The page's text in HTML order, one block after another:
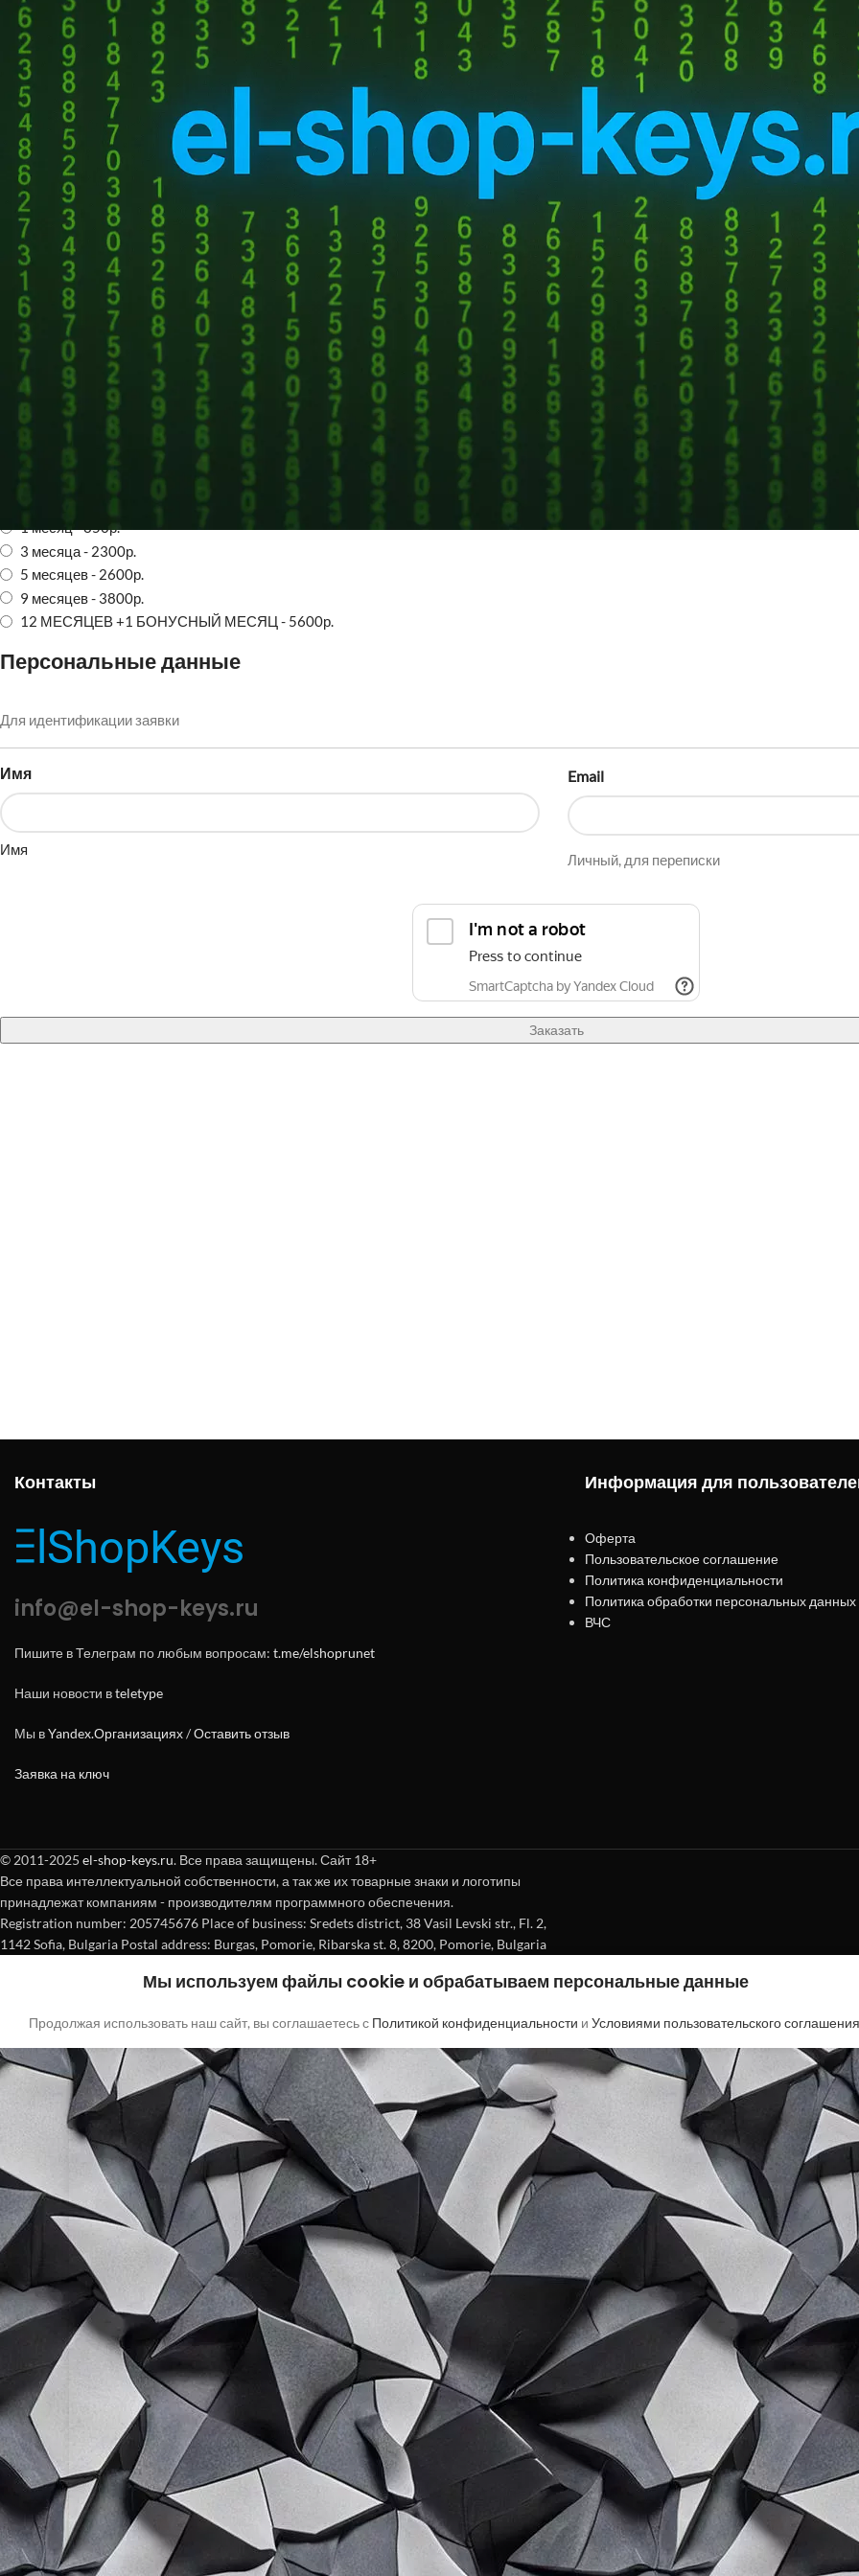
? Среднее время активации подписки от 15 до 150 минут; максимально до 24 часов. Время активации зависит от очереди. Если
активируем вам подписку утром!
XBOX GAME PASS ULTIMATE
Данные Вашего аккаунта XBOX (Microsoft)
Именно логин и пароль от того аккаунта, на который мы активируем подписку
Логин (он же email)
от аккаунта XBOX ( Microsoft
Пароль
Выберите срок подписки
Любой аккаунт без активной подписки
Срок подписки и цена
1 месяц - 850р.
3 месяца - 2300р.
5 месяцев - 2600р.
9 месяцев - 3800р.
12 МЕСЯЦЕВ +1 БОНУСНЫЙ МЕСЯЦ - 5600р.
Персональные данные
Для идентификации заявки
Имя
Имя
Email
Личный, для переписки
Контакты
info@el-shop-keys.ru
Пишите в Телеграм по любым вопросам: t.me/elshoprunet
Наши новости вteletype
Мы вYandex.Организациях/Оставить отзыв
Заявка на ключ
Информация для
Оферта
Пользовательское соглашение
Политика конфиденциальности
Политика обработки персональных данных
ВЧС
© 2011-2025 el-shop-keys.ru. Все права защищены. Сайт 18+
Все права интеллектуальной собственности, а так же их товарные знаки и логотипы
принадлежат компаниям - производителям программного обеспечения.
Registration number: 205745676 Place of business: Sredets district, 38 Vasil Levski str., Fl. 2,
1142 Sofia, Bulgaria Postal address: Burgas, Pomorie, Ribarska st. 8, 8200, Pomorie, Bulgaria
Мы используем файлы cookie и обрабатываем персональные данные
Продолжая использовать наш сайт, вы соглашаетесь с Политикой конфиденциальности и Условиями пользовательского соглашения